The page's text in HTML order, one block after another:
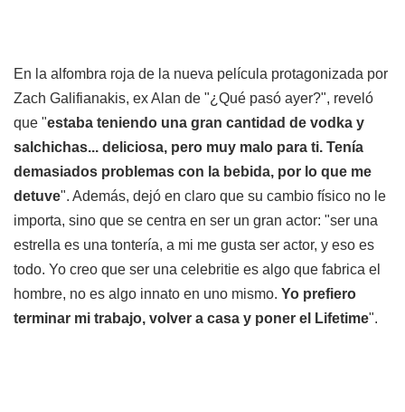
En la alfombra roja de la nueva película protagonizada por
Zach Galifianakis, ex Alan de "¿Qué pasó ayer?", reveló
que "estaba teniendo una gran cantidad de vodka y
salchichas... deliciosa, pero muy malo para ti. Tenía
demasiados problemas con la bebida, por lo que me
detuve". Además, dejó en claro que su cambio físico no le
importa, sino que se centra en ser un gran actor: "ser una
estrella es una tontería, a mi me gusta ser actor, y eso es
todo. Yo creo que ser una celebritie es algo que fabrica el
hombre, no es algo innato en uno mismo. Yo prefiero
terminar mi trabajo, volver a casa y poner el Lifetime".